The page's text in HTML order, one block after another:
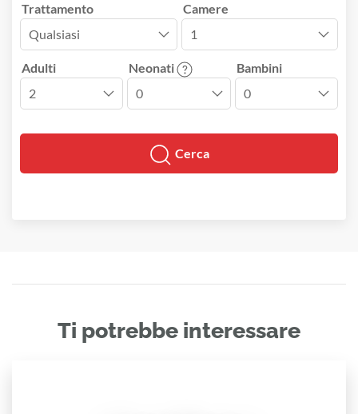
Trattamento Camere
Adulti Neonati Bambini
Cerca
Ti potrebbe interessare